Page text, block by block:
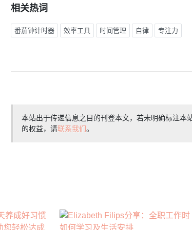
相关热词
番茄钟计时器 效率工具 时间管理 自律 专注力
本站出于传递信息之目的刊登本文，若未明确标注本
的权益，请联系我们。